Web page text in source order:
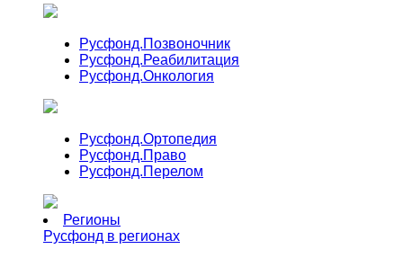
Русфонд.Позвоночник
Русфонд.Реабилитация
Русфонд.Онкология
Русфонд.Ортопедия
Русфонд.Право
Русфонд.Перелом
Регионы
Русфонд в регионах